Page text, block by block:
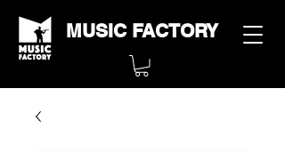
MUSIC FACTORY